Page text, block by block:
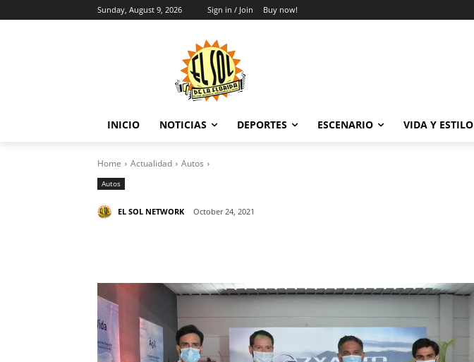
Sunday, August 9, 2026 Sign in / Join Buy now!
INICIO NOTICIAS DEPORTES ESCENARIO VIDA Y ESTILO
Home Actualidad Autos
Autos
EL SOL NETWORK October 24, 2021